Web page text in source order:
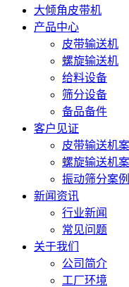
大倾角皮带机
产品中心
皮带输送机
螺旋输送机
给料设备
筛分设备
备品备件
客户见证
皮带输送机
螺旋输送机
振动筛分案例
新闻资讯
行业新闻
常见问题
关于我们
公司简介
工厂环境